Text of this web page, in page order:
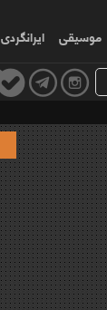
موسیقی ایرانگردی